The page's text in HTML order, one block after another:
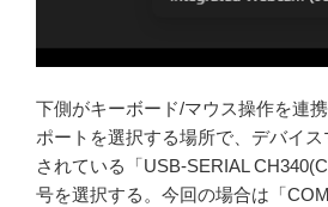
下側がキーボード/マウス操作を連
ポートを選択する場所で、デバイ
されている「USB-SERIAL
号を選択する。今回の場合は「